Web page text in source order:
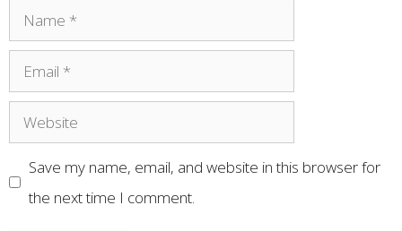
Save my name, email, and website in this browser for
the next time I comment.